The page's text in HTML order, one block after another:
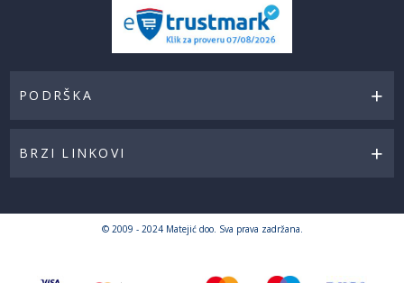
PODRŠKA
BRZI LINKOVI
© 2009 - 2024 Matejić doo. Sva prava zadržana.